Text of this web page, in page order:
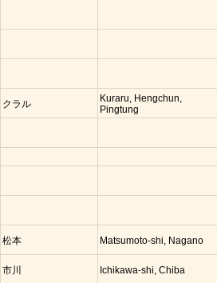
クラル
Kuraru, Hengchun,
Pingtung
松本 Matsumoto-shi, Nagano
市川 Ichikawa-shi, Chiba